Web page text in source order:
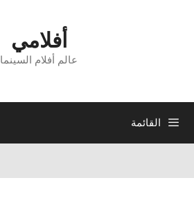
أفلامي
عالم أفلام السينما
القائمة